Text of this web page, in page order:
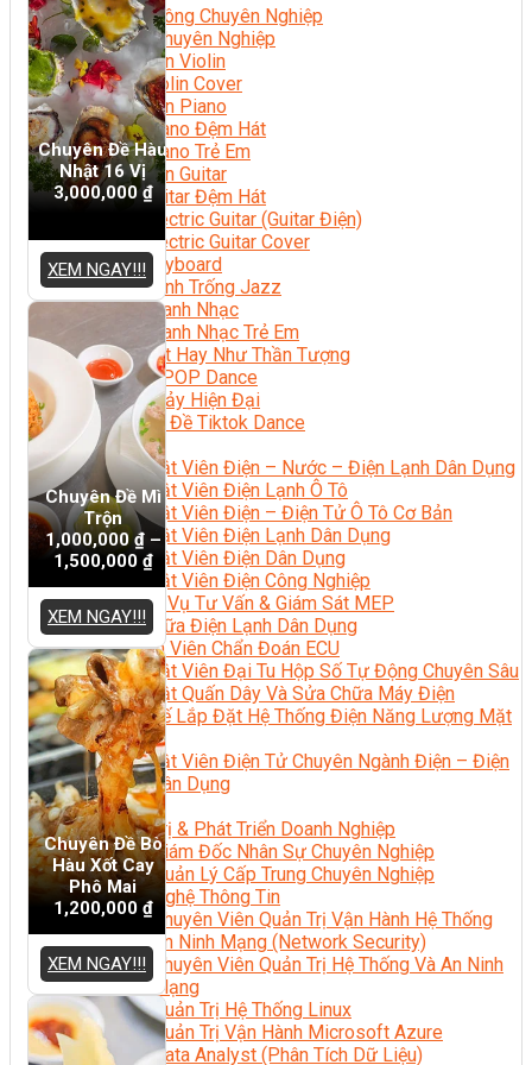
Nhạc Công Chuyên Nghiệp
Ca Sĩ Chuyên Nghiệp
Học Đàn Violin
Học Violin Cover
Học Đàn Piano
Học Piano Đệm Hát
Học Piano Trẻ Em
Học Đàn Guitar
Học Guitar Đệm Hát
Học Electric Guitar (Guitar Điện)
Học Electric Guitar Cover
Học Keyboard
Học Đánh Trống Jazz
Học Thanh Nhạc
Học Thanh Nhạc Trẻ Em
Học Hát Hay Như Thần Tượng
Học K-POP Dance
Học Nhảy Hiện Đại
Chuyên Đề Tiktok Dance
Kỹ Thuật – Công Nghệ
Kỹ Thuật Viên Điện – Nước – Điện Lạnh Dân Dụng
Kỹ Thuật Viên Điện Lạnh Ô Tô
Kỹ Thuật Viên Điện – Điện Tử Ô Tô Cơ Bản
Kỹ Thuật Viên Điện Lạnh Dân Dụng
Kỹ Thuật Viên Điện Dân Dụng
Kỹ Thuật Viên Điện Công Nghiệp
Nghiệp Vụ Tư Vấn & Giám Sát MEP
Sửa Chữa Điện Lạnh Dân Dụng
Chuyên Viên Chẩn Đoán ECU
Kỹ Thuật Viên Đại Tu Hộp Số Tự Động Chuyên Sâu
Kỹ Thuật Quấn Dây Và Sửa Chữa Máy Điện
Thiết Kế Lắp Đặt Hệ Thống Điện Năng Lượng Mặt
Trời
Kỹ Thuật Viên Điện Tử Chuyên Ngành Điện – Điện
Lạnh Dân Dụng
Ngành Khác
Quản Trị & Phát Triển Doanh Nghiệp
Giám Đốc Nhân Sự Chuyên Nghiệp
Quản Lý Cấp Trung Chuyên Nghiệp
Công Nghệ Thông Tin
Chuyên Viên Quản Trị Vận Hành Hệ Thống
An Ninh Mạng (Network Security)
Chuyên Viên Quản Trị Hệ Thống Và An Ninh
Mạng
Quản Trị Hệ Thống Linux
Quản Trị Vận Hành Microsoft Azure
Data Analyst (Phân Tích Dữ Liệu)
Chuyên Đề Hàu
Nhật 16 Vị
3,000,000₫
XEM NGAY!!!
Chuyên Đề Mì
Trộn
1,000,000₫–
1,500,000 ₫
XEM NGAY!!!
Chuyên Đề Bò
Hàu Xốt Cay
Phô Mai
1,200,000 ₫
XEM NGAY!!!